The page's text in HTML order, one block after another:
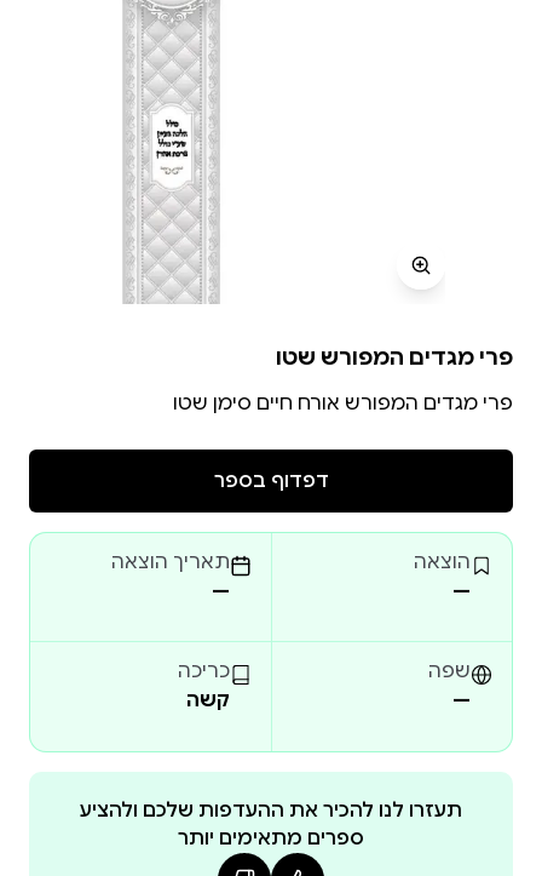
פרי מגדים המפורש שטו
פרי מגדים המפורש אורח חיים סימן שטו
דפדוף בספר
הוצאה
—
תאריך הוצאה
—
שפה
—
כריכה
קשה
תעזרו לנו להכיר את ההעדפות שלכם ולהציע
ספרים מתאימים יותר